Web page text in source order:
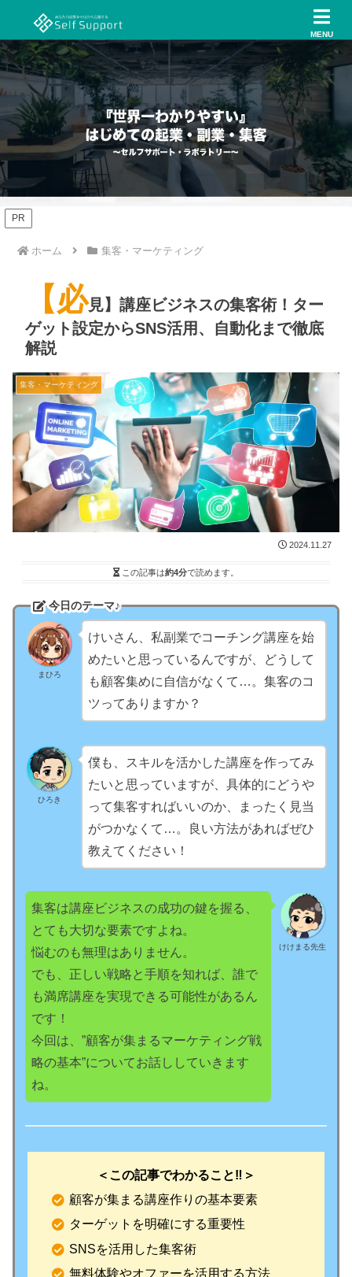
MENU
PR
ホーム 集客・マーケティング
【必見】講座ビジネスの集客術！ター
ゲット設定からSNS活用、自動化まで徹底
解説
集客・マーケティング
2024.11.27
この記事は約4分で読めます。
今日のテーマ♪
まひろ
けいさん、私副業でコーチング講座を始
めたいと思っているんですが、どうして
も顧客集めに自信がなくて…。集客のコ
ツってありますか？
ひろき
僕も、スキルを活かした講座を作ってみ
たいと思っていますが、具体的にどうや
って集客すればいいのか、まったく見当
がつかなくて…。良い方法があればぜひ
教えてください！
けけまる先生
集客は講座ビジネスの成功の鍵を握る、
とても大切な要素ですよね。
悩むのも無理はありません。
でも、正しい戦略と手順を知れば、誰で
も満席講座を実現できる可能性があるん
です！
今回は、”顧客が集まるマーケティング戦
略の基本”についてお話ししていきます
ね。
＜この記事でわかること‼️＞
顧客が集まる講座作りの基本要素
ターゲットを明確にする重要性
SNSを活用した集客術
無料体験やオファーを活用する方法